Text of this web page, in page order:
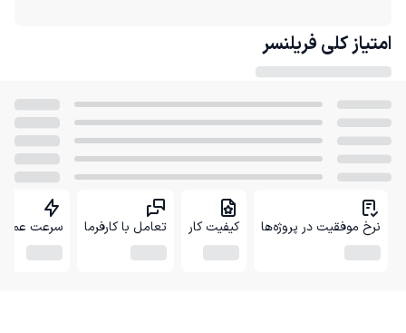
امتیاز کلی فریلنسر
نرخ موفقیت در پروژه‌ها کیفیت کار تعامل با کارفرما سرعت عمل